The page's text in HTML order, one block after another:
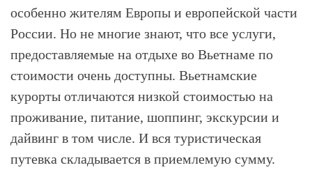
особенно жителям Европы и европейской части
России. Но не многие знают, что все услуги,
предоставляемые на отдыхе во Вьетнаме по
стоимости очень доступны. Вьетнамские
курорты отличаются низкой стоимостью на
проживание, питание, шоппинг, экскурсии и
дайвинг в том числе. И вся туристическая
путевка складывается в приемлемую сумму.